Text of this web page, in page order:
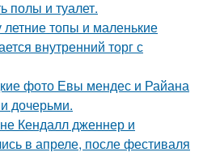
полы и туалет.
топы и маленькие
внутренний торг с
фото Евы мендес и Райана
дочерьми.
Кендалл дженнер и
в апреле, после фестиваля